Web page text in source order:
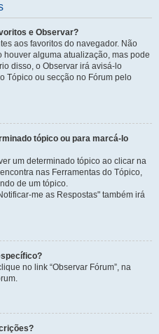
e Observar?
aos favoritos do navegador. Não
alguma atualização, mas pode
disso, o Observar irá avisá-lo
Tópico ou secção no Fórum pelo
tópico ou para marcá-lo
um determinado tópico ao clicar na
nas Ferramentas do Tópico,
de um tópico.
me as Respostas" também irá
no link “Observar Fórum”, na